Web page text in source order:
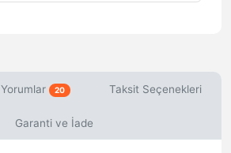
Yorumlar 20 Taksit Seçenekleri
Garanti ve İade